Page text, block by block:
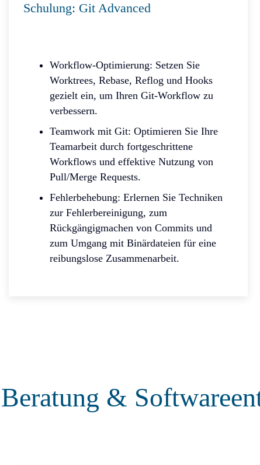
Schulung: Git Advanced
Workflow-Optimierung: Setzen Sie
Worktrees, Rebase, Reflog und Hooks
gezielt ein, um Ihren Git-Workflow zu
verbessern.
​Teamwork mit Git: Optimieren Sie Ihre
Teamarbeit durch fortgeschrittene
Workflows und effektive Nutzung von
Pull/Merge Requests.
Fehlerbehebung: Erlernen Sie Techniken
zur Fehlerbereinigung, zum
Rückgängigmachen von Commits und
zum Umgang mit Binärdateien für eine
reibungslose Zusammenarbeit.
&